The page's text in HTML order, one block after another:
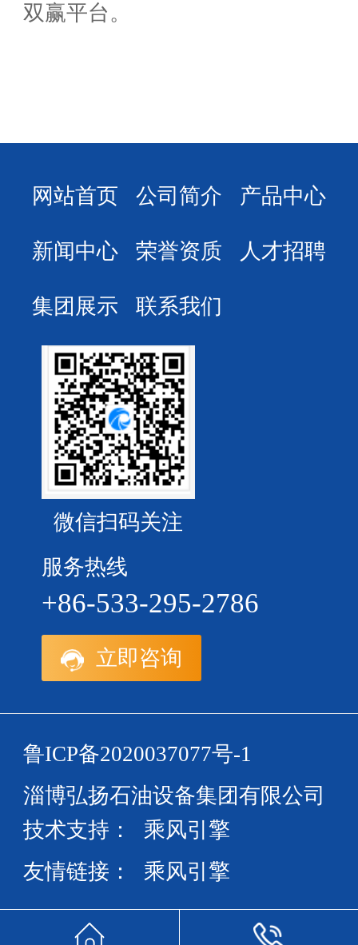
双赢平台。
网站首页 公司简介 产品中心
新闻中心 荣誉资质 人才招聘
集团展示 联系我们
微信扫码关注
服务热线
+86-533-295-2786
立即咨询
鲁ICP备2020037077号-1
淄博弘扬石油设备集团有限公司
技术支持：
乘风引擎
友情链接：
乘风引擎